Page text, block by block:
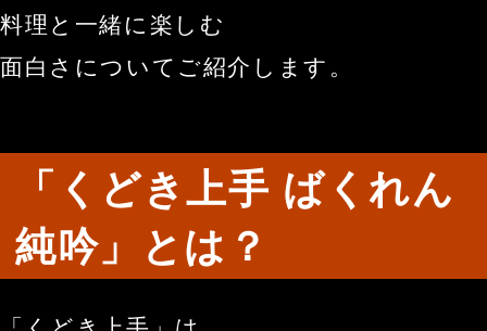
料理と一緒に楽しむ
面白さについてご紹介します。
「くどき上手 ばくれん
純吟」とは？